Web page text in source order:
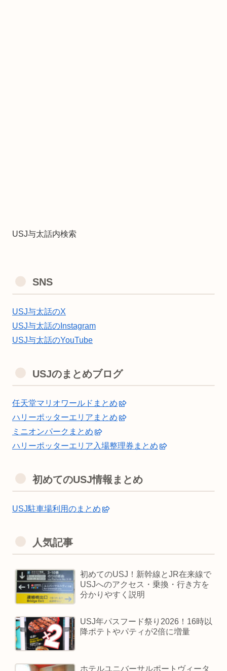
USJ与太話内検索
SNS
USJ与太話のX
USJ与太話のInstagram
USJ与太話のYouTube
USJのまとめブログ
任天堂マリオワールドまとめ
ハリーポッターエリアまとめ
ミニオンパークまとめ
ハリーポッターエリア入場整理券まとめ
初めてのUSJ情報まとめ
USJ駐車場利用のまとめ
人気記事
初めてのUSJ！新幹線とJR在来線で
USJへのアクセス・乗換・行き方を
分かりやすく説明
USJ年パスフード祭り2026！16時以
降ポテトやパティが2倍に増量
ホテルユニバーサルポートヴィータ